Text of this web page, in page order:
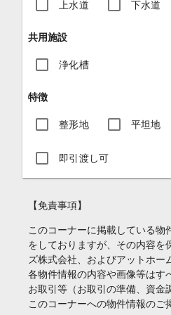
上水道 下水道
共用施設
浄化槽
特徴
整形地 平坦地
即引渡し可
【免責事項】
このコーナーに掲載している
をしておりますが、その内容を
ズ株式会社、およびアットホー
各物件情報の内容や画像等はす
お取引等（お取引の準備、資金
このコーナーへの物件情報の